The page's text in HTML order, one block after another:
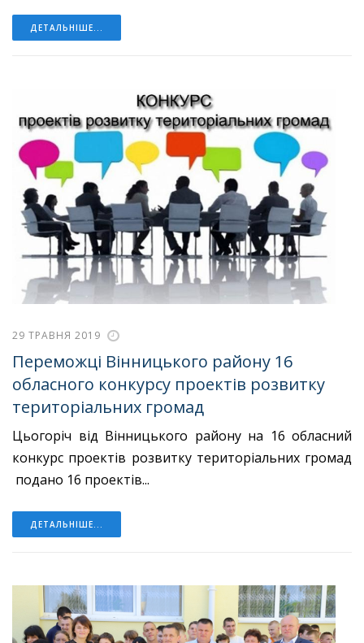
ДЕТАЛЬНІШЕ...
29 ТРАВНЯ 2019
Переможці Вінницького району 16
обласного конкурсу проектів розвитку
територіальних громад
Цьогоріч від Вінницького району на 16 обласний
конкурс проектів розвитку територіальних громад
подано 16 проектів...
ДЕТАЛЬНІШЕ...